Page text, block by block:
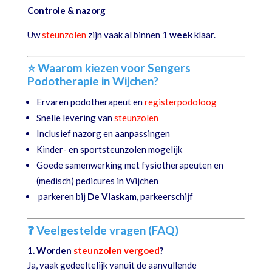
Controle & nazorg
Uwsteunzolenzijn vaak al binnen 1 weekklaar.
⭐ Waarom kiezen voor Sengers
Podotherapie in Wijchen?
Ervaren podotherapeut enregisterpodoloog
Snelle levering vansteunzolen
Inclusief nazorg en aanpassingen
Kinder- en sportsteunzolen mogelijk
Goede samenwerking met fysiotherapeuten en
(medisch) pedicures in Wijchen
parkeren bij De Vlaskam,parkeerschijf
❓ Veelgestelde vragen (FAQ)
1. Worden steunzolen vergoed?
Ja, vaak gedeeltelijk vanuit de aanvullende